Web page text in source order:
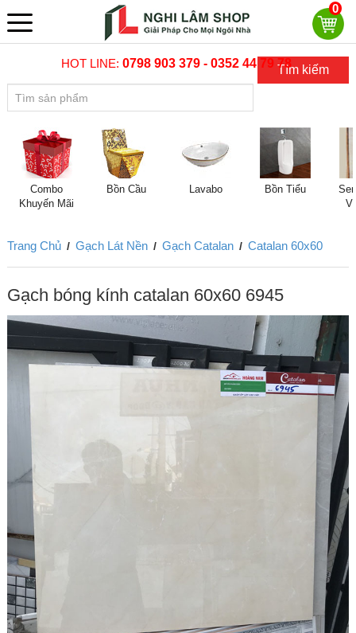
0
HOT LINE:0798 903 379 - 0352 44 79 78Tìm kiếm
Combo
Khuyến Mãi
Bồn Cầu Lavabo Bồn Tiểu
Trang Chủ / Gạch Lát Nền / Gạch Catalan / Catalan 60x60
Gạch bóng kính catalan 60x60 6945